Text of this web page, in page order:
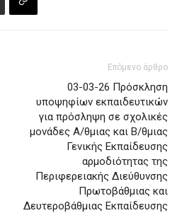
Επόμενο άρθρο
03-03-26 Πρόσκληση
υποψηφίων εκπαιδευτικών
για πρόσληψη σε σχολικές
μονάδες Α/θμιας και Β/θμιας
Γενικής Εκπαίδευσης
αρμοδιότητας της
Περιφερειακής Διεύθυνσης
Πρωτοβάθμιας και
Δευτεροβάθμιας Εκπαίδευσης